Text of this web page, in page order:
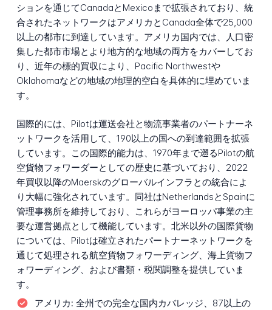
ションを通じてCanadaとMexicoまで拡張されており、統
合されたネットワークはアメリカとCanada全体で25,000
以上の都市に到達しています。アメリカ国内では、人口密
集した都市市場とより地方的な地域の両方をカバーしてお
り、近年の標的買収により、Pacific Northwestや
Oklahomaなどの地域の地理的空白を具体的に埋めていま
す。
国際的には、Pilotは運送会社と物流事業者のパートナーネ
ットワークを活用して、190以上の国への到達範囲を拡張
しています。この国際的能力は、1970年まで遡るPilotの航
空貨物フォワーダーとしての歴史に基づいており、2022
年買収以降のMaerskのグローバルインフラとの統合によ
り大幅に強化されています。同社はNetherlandsとSpainに
管理事務所を維持しており、これらがヨーロッパ事業の主
要な運営拠点として機能しています。北米以外の国際貨物
については、Pilotは確立されたパートナーネットワークを
通じて処理される航空貨物フォワーディング、海上貨物フ
ォワーディング、および書類・税関調整を提供していま
す。
アメリカ: 全州での完全な国内カバレッジ、87以上の